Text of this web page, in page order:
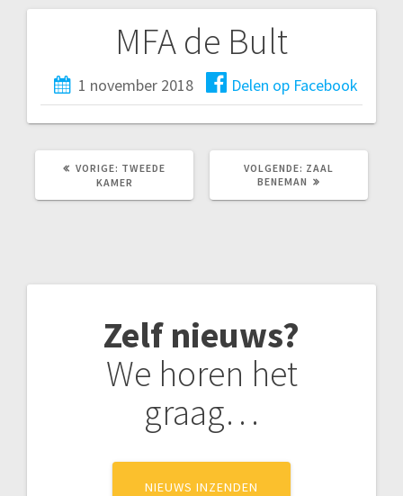
MFA de Bult
1 november 2018 Delen op Facebook
Bericht
navigatie
VORIGE: VORIG
BERICHT:
TWEEDE
KAMER
VOLGENDE: VOLGEND
BERICHT:
ZAAL
BENEMAN
Zelf nieuws?
We horen het
graag…
NIEUWS INZENDEN